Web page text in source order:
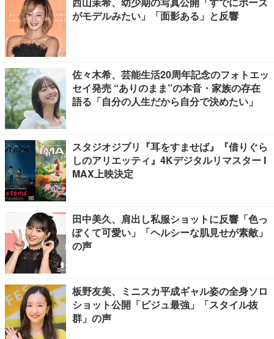
がモデルみたい」「面影ある」と反響
佐々木希、芸能生活20周年記念のフォトエッ
セイ発売 “ありのまま”の本音・家族の存在
語る「自分の人生だから自分で決めたい」
スタジオジブリ『耳をすませば』『借りぐら
しのアリエッティ』4Kデジタルリマスター I
MAX上映決定
田中美久、肩出し私服ショットに反響「色っ
ぽくて可愛い」「ヘルシーな肌見せが素敵」
の声
板野友美、ミニスカ平成ギャル姿の全身ソロ
ショット公開「ビジュ最強」「スタイル抜
群」の声